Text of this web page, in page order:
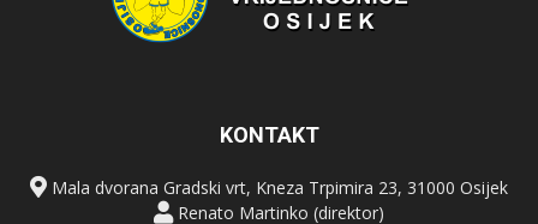
KONTAKT
Mala dvorana Gradski vrt, Kneza Trpimira 23, 31000 Osijek
Renato Martinko (direktor)